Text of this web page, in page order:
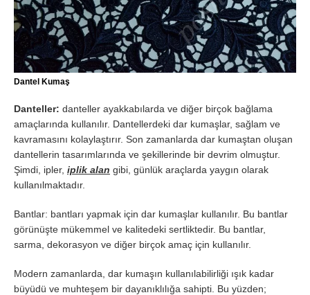
Dantel Kumaş
Danteller: danteller ayakkabılarda ve diğer birçok bağlama
amaçlarında kullanılır. Dantellerdeki dar kumaşlar, sağlam ve
kavramasını kolaylaştırır. Son zamanlarda dar kumaştan oluşan
dantellerin tasarımlarında ve şekillerinde bir devrim olmuştur.
Şimdi, ipler, iplik alan gibi, günlük araçlarda yaygın olarak
kullanılmaktadır.
Bantlar: bantları yapmak için dar kumaşlar kullanılır. Bu bantlar
görünüşte mükemmel ve kalitedeki sertliktedir. Bu bantlar,
sarma, dekorasyon ve diğer birçok amaç için kullanılır.
Modern zamanlarda, dar kumaşın kullanılabilirliği ışık kadar
büyüdü ve muhteşem bir dayanıklılığa sahipti. Bu yüzden;